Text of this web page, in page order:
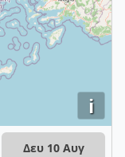
i
Δευ 10 Αυγ